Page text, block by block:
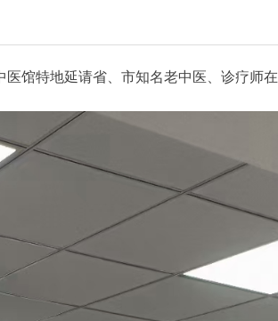
医馆特地延请省、市知名老中医 诊疗师在